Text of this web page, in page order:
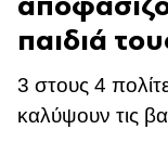
παιδιά
3 στους 4
καλύψουν τις